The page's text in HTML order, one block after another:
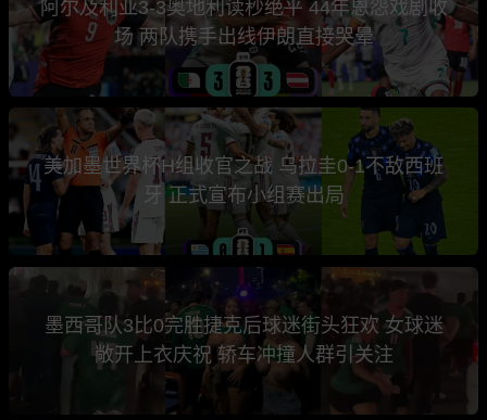
阿尔及利亚3-3奥地利读秒绝平 44年恩怨戏剧收
场 两队携手出线伊朗直接哭晕
美加墨世界杯H组收官之战 乌拉圭0-1不敌西班
牙 正式宣布小组赛出局
墨西哥队3比0完胜捷克后球迷街头狂欢 女球迷
敞开上衣庆祝 轿车冲撞人群引关注